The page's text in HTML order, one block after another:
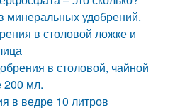
минеральных удобрений.
в столовой ложке и
в столовой, чайной
200 мл.
в ведре 10 литров